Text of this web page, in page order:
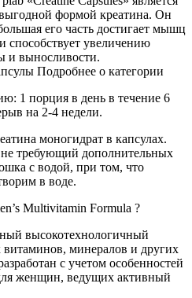
формой креатина. Он
его часть достигает мышц
способствует увеличению
и выносливости.
Подробнее о категории
1 порция в день в течение 6
на 2-4 недели.
моногидрат в капсулах.
требующий дополнительных
с водой, при том, что
в воде.
Multivitamin Formula ?
высокотехнологичный
витаминов, минералов и других
с учетом особенностей
женщин, ведущих активный